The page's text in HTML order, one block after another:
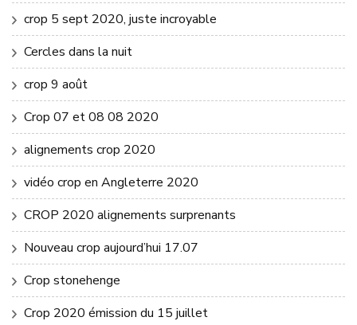
crop 5 sept 2020, juste incroyable
Cercles dans la nuit
crop 9 août
Crop 07 et 08 08 2020
alignements crop 2020
vidéo crop en Angleterre 2020
CROP 2020 alignements surprenants
Nouveau crop aujourd’hui 17.07
Crop stonehenge
Crop 2020 émission du 15 juillet